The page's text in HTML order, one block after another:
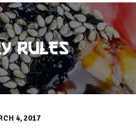
RULES
4, 2017